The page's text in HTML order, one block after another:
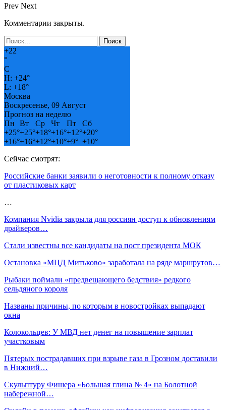
Prev Next
Комментарии закрыты.
+22
°
C
H: +24°
L: +18°
Москва
Воскресенье, 09 Август
Прогноз на неделю
Пн
Вт Ср Чт Пт
Сб
+25°+25°+18°+16°+12°+20°
+16°+16°+12°+10°+9° +10°
Сейчас смотрят:
Российские банки заявили о неготовности к полному отказу
от пластиковых карт
…
Компания Nvidia закрыла для россиян доступ к обновлениям
драйверов…
Стали известны все кандидаты на пост президента МОК
Остановка «МЦД Митьково» заработала на ряде маршрутов…
Рыбаки поймали «предвещающего бедствия» редкого
сельдяного короля
Названы причины, по которым в новостройках выпадают
окна
Колокольцев: У МВД нет денег на повышение зарплат
участковым
Пятерых пострадавших при взрыве газа в Грозном доставили
в Нижний…
Скульптуру Фишера «Большая глина № 4» на Болотной
набережной…